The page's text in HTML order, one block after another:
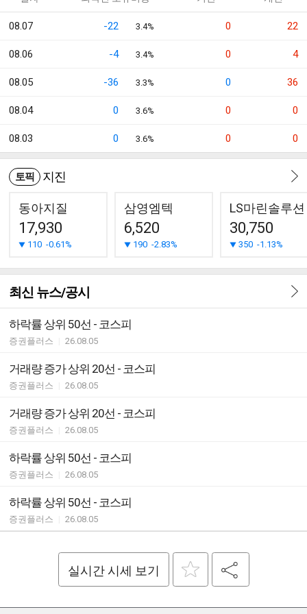
08.07 -22 3.4% 0 22
08.06 -4 3.4% 0 4
08.05 -36 3.3% 0 36
08.04 0 3.6% 0 0
08.03 0 3.6% 0 0
토픽 지진
동아지질
17,930
110 -0.61%
삼영엠텍
6,520
190 -2.83%
LS마린솔루션
30,750
350 -1.13%
최신 뉴스/공시
하락률 상위 50선 - 코스피
증권플러스 26.08.05
거래량 증가 상위 20선 - 코스피
증권플러스 26.08.05
거래량 증가 상위 20선 - 코스피
증권플러스 26.08.05
하락률 상위 50선 - 코스피
증권플러스 26.08.05
하락률 상위 50선 - 코스피
증권플러스 26.08.05
실시간 시세 보기